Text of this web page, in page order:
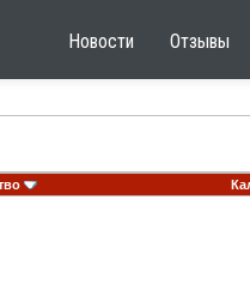
Новости Отзывы